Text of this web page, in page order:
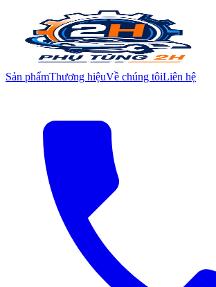
Sản phẩmThương hiệuVề chúng tôiLiên hệ